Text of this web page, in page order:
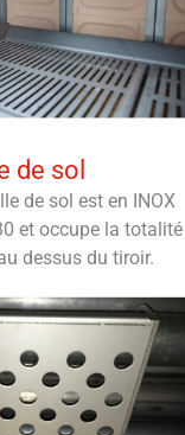
de sol
de sol est en INOX
et occupe la totalité
dessus du tiroir.